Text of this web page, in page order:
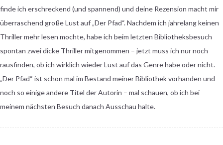
finde ich erschreckend (und spannend) und deine Rezension macht mir
überraschend große Lust auf „Der Pfad“. Nachdem ich jahrelang keinen
Thriller mehr lesen mochte, habe ich beim letzten Bibliotheksbesuch
spontan zwei dicke Thriller mitgenommen – jetzt muss ich nur noch
rausfinden, ob ich wirklich wieder Lust auf das Genre habe oder nicht.
„Der Pfad“ ist schon mal im Bestand meiner Bibliothek vorhanden und
noch so einige andere Titel der Autorin – mal schauen, ob ich bei
meinem nächsten Besuch danach Ausschau halte.